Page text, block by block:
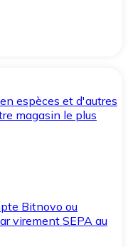
espèces et d'autres
magasin le plus
Bitnovo ou
virement SEPA au